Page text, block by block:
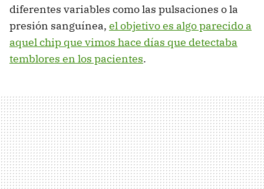
diferentes variables como las pulsaciones o la
presión sanguínea, el objetivo es algo parecido a
aquel chip que vimos hace días que detectaba
temblores en los pacientes.